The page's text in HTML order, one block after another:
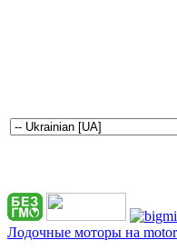
Лодочные моторы на